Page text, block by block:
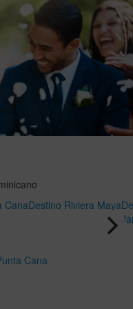
CanaDestino Riviera Maya
Cana